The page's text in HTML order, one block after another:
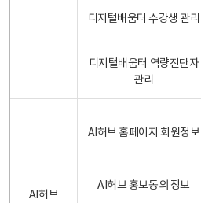
디지털배움터 수강생 관리
디지털배움터 역량진단자
관리
AI허브
AI허브 홈페이지 회원정보
AI허브 홍보동의 정보